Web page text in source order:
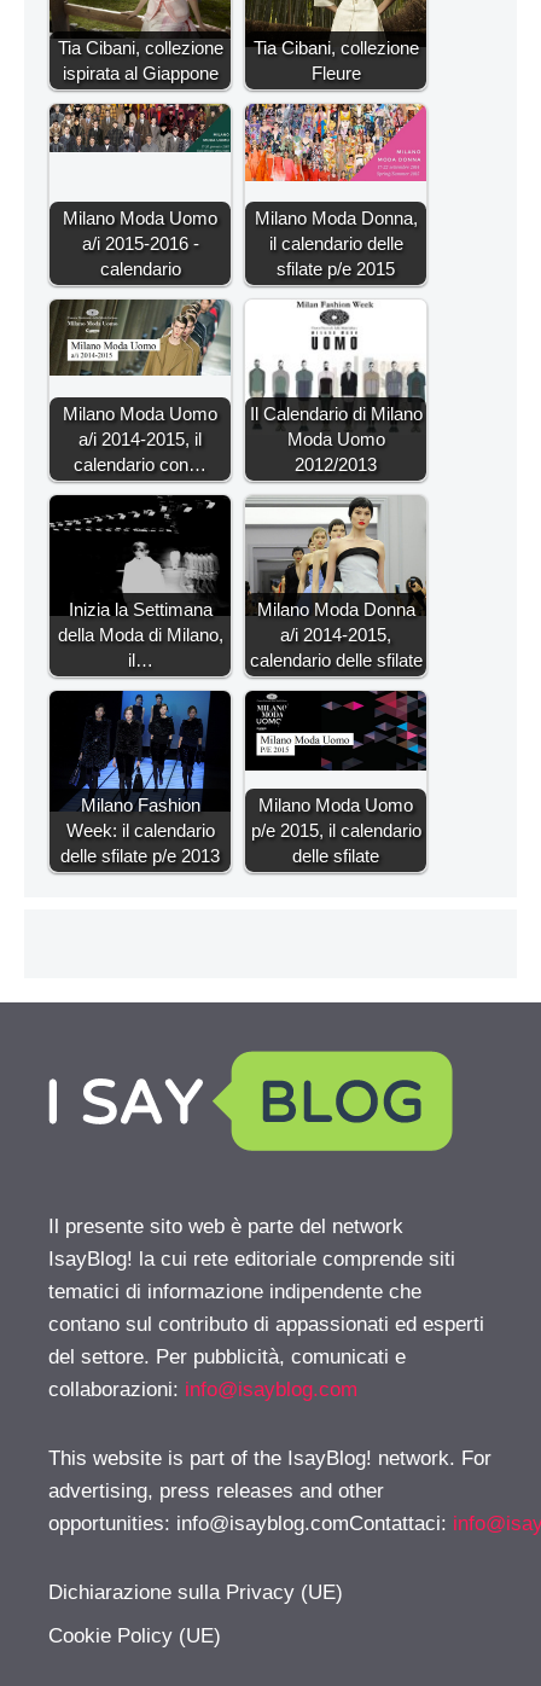
Tia Cibani, collezione
ispirata al Giappone
Tia Cibani, collezione
Fleure
Milano Moda Uomo
a/i 2015-2016 -
calendario
Milano Moda Donna,
il calendario delle
sfilate p/e 2015
Milano Moda Uomo
a/i 2014-2015, il
calendario con…
Il Calendario di Milano
Moda Uomo
2012/2013
Inizia la Settimana
della Moda di Milano,
il…
Milano Moda Donna
a/i 2014-2015,
calendario delle sfilate
Milano Fashion
Week: il calendario
delle sfilate p/e 2013
Milano Moda Uomo
p/e 2015, il calendario
delle sfilate
Il presente sito web è parte del network
IsayBlog! la cui rete editoriale comprende siti
tematici di informazione indipendente che
contano sul contributo di appassionati ed esperti
del settore. Per pubblicità, comunicati e
collaborazioni: info@isayblog.com
This website is part of the IsayBlog! network. For
advertising, press releases and other
opportunities: info@isayblog.comContattaci:
Dichiarazione sulla Privacy (UE)
Cookie Policy (UE)